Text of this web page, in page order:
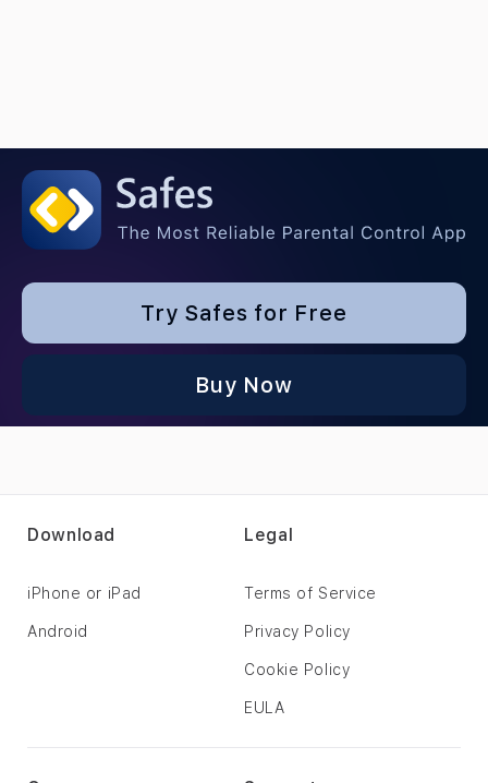
Try Safes for Free
Buy Now
Legal
Terms of Service
Privacy Policy
Cookie Policy
EULA
Download
iPhone or iPad
Android